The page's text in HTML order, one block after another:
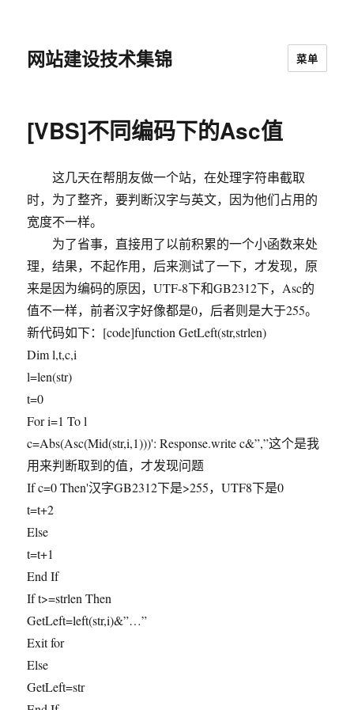
网站建设技术集锦 菜单
[VBS]不同编码下的Asc值
这几天在帮朋友做一个站，在处理字符串截取
时，为了整齐，要判断汉字与英文，因为他们占用的
宽度不一样。
为了省事，直接用了以前积累的一个小函数来处
理，结果，不起作用，后来测试了一下，才发现，原
来是因为编码的原因，UTF-8下和GB2312下，Asc的
值不一样，前者汉字好像都是0，后者则是大于255。
新代码如下：[code]function GetLeft(str,strlen)
Dim l,t,c,i
l=len(str)
t=0
For i=1 To l
c=Abs(Asc(Mid(str,i,1)))': Response.write c&”,”这个是我
用来判断取到的值，才发现问题
If c=0 Then'汉字GB2312下是>255，UTF8下是0
t=t+2
Else
t=t+1
End If
If t>=strlen Then
GetLeft=left(str,i)&”…”
Exit for
Else
GetLeft=str